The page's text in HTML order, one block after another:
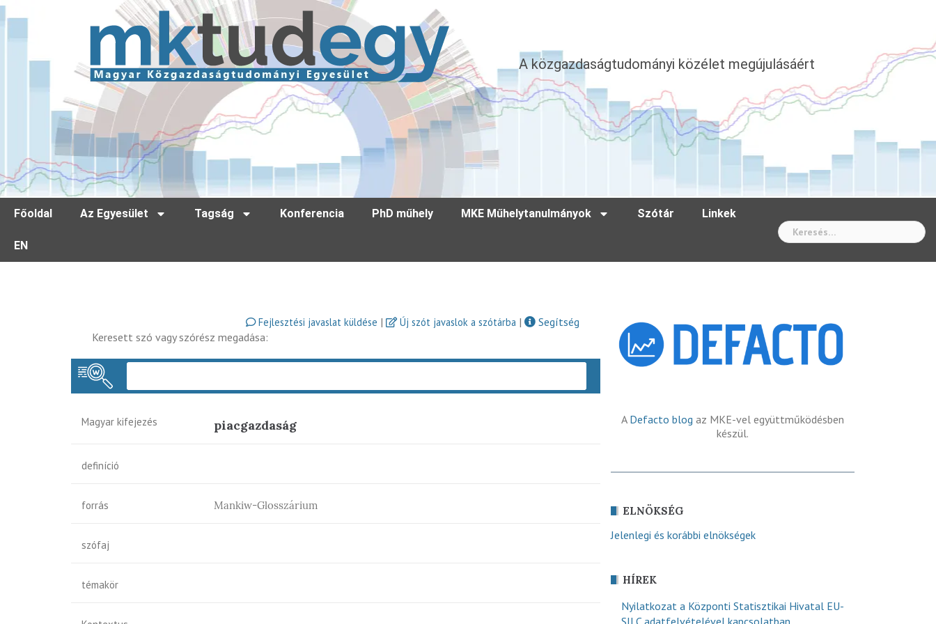
A közgazdaságtudományi közélet megújulásáért
Főoldal Az Egyesület Tagság Konferencia PhD műhely MKE Műhelytanulmányok Szótár Linkek
EN
Fejlesztési javaslat küldése | Új szót javaslok a szótárba |
Segítség
Keresett szó vagy szórész megadása:
Magyar kifejezés piacgazdaság
definíció
forrás Mankiw-Glosszárium
szófaj
témakör
A Defacto blog az MKE-vel együttműködésben
készül.
ELNÖKSÉG
Jelenlegi és korábbi elnökségek
HÍREK
Nyilatkozat a Központi Statisztikai Hivatal EU-
SILC adatfelvételével kapcsolatban